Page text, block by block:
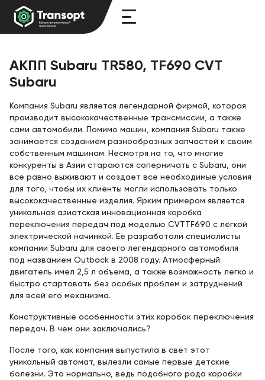
АКПП Subaru TR580, TF690 CVT
Subaru
Компания Subaru является легендарной фирмой, которая
производит высококачественные трансмиссии, а также
сами автомобили. Помимо машин, компания Subaru также
занимается созданием разнообразных запчастей к своим
собственным машинам. Несмотря на то, что многие
конкуренты в Азии стараются соперничать с Subaru, они
все равно выживают и создает все необходимые условия
для того, чтобы их клиенты могли использовать только
высококачественные изделия. Ярким примером является
уникальная азиатская инновационная коробка
переключения передач под моделью CVTTF690 с лёгкой
электрической начинкой. Её разработали специалисты
компании Subaru для своего легендарного автомобиля
под названием Outback в 2008 году. Атмосферный
двигатель имел 2,5 л объема, а также возможность легко и
быстро стартовать без особых проблем и затруднений
для всей его механизма.
Конструктивные особенности этих коробок переключения
передач. В чем они заключались?
После того, как компания выпустила в свет этот
уникальный автомат, вылезли самые первые детские
болезни. Это нормально, ведь подобного рода коробки